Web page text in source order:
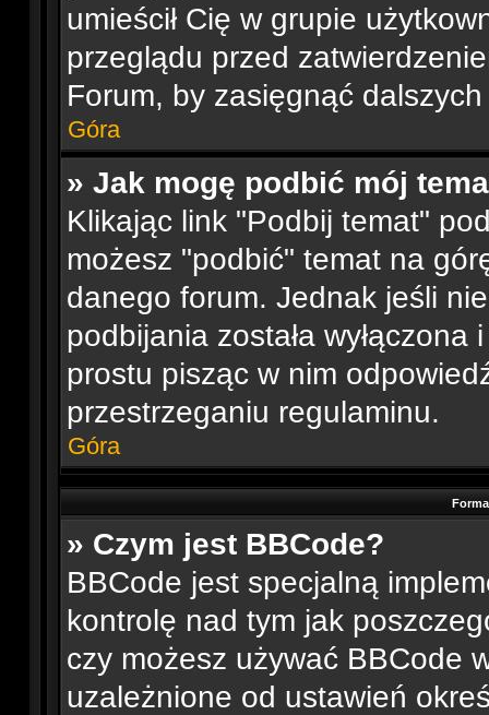
umieścił Cię w grupie
przeglądu przed
Forum, by zasięgnąć
Góra
» Jak mogę podbić mój
Klikając link "Podbij temat"
możesz "podbić" temat na
danego forum. Jednak jeśli
podbijania została
prostu pisząc w nim
przestrzeganiu regulaminu.
Góra
» Czym jest BBCode?
BBCode jest specjalną
kontrolę nad tym jak
czy możesz używać BBCode
uzależnione od ustawień